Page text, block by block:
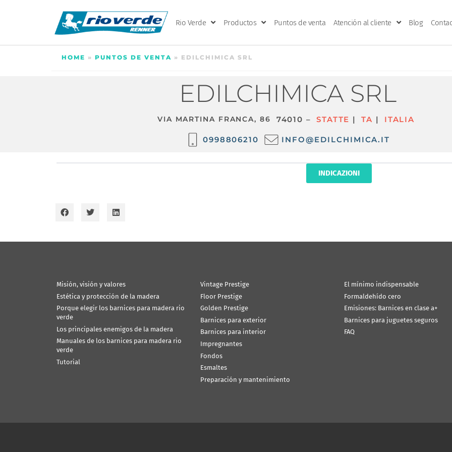
Rio Verde Productos Puntos de venta Atención al cliente Blog
HOME » PUNTOS DE VENTA » EDILCHIMICA SRL
EDILCHIMICA SRL
VIA MARTINA FRANCA, 86 74010 – STATTE | TA | ITALIA
0998806210 INFO@EDILCHIMICA.IT
INDICAZIONI
Misión, visión y valores
Estética y protección de la madera
Porque elegir los barnices para madera rio
verde
Los principales enemigos de la madera
Manuales de los barnices para madera rio
verde
Tutorial
Vintage Prestige
Floor Prestige
Golden Prestige
Barnices para exterior
Barnices para interior
Impregnantes
Fondos
Esmaltes
Preparación y mantenimiento
El mínimo indispensable
Formaldehído cero
Emisiones: Barnices en clase a+
Barnices para juguetes seguros
FAQ